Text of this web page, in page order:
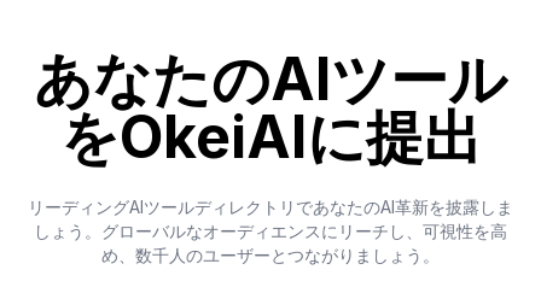
あなたのAIツール
をOkeiAIに提出
リーディングAIツールディレクトリであなたのAI革新を披露しま
しょう。グローバルなオーディエンスにリーチし、可視性を高
め、数千人のユーザーとつながりましょう。